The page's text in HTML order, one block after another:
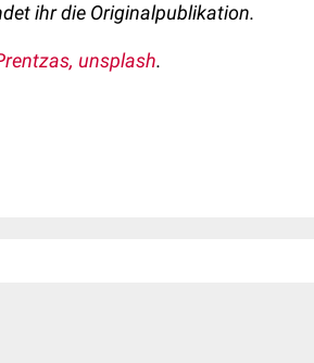
ihr die Originalpublikation.
unsplash.